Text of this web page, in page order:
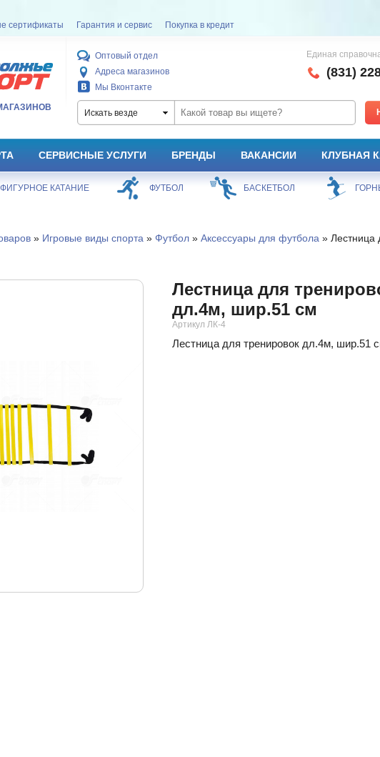
сертификаты Гарантия и сервис Покупка в кредит
Оптовый отдел
Адреса магазинов
Мы Вконтакте
Единая
(831)
Искать везде
СЕРВИСНЫЕ УСЛУГИ БРЕНДЫ ВАКАНСИИ КЛУБНАЯ
ФИГУРНОЕ КАТАНИЕ ФУТБОЛ БАСКЕТБОЛ
» Игровые виды спорта » Футбол» Аксессуары для футбола » Лестница
Лестница для
дл.4м, шир.51 см
Артикул ЛК-4
Лестница для тренировок дл.4м, шир.51